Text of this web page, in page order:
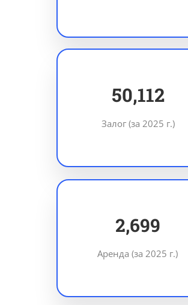
73,024
Залог (за 2025 г.)
3,933
Аренда (за 2025 г.)